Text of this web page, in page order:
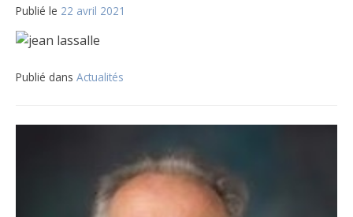
Publié le 22 avril 2021
Publié dans Actualités